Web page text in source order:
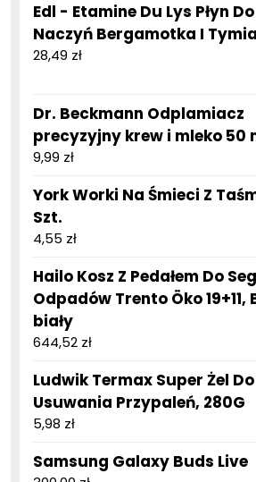
Edl - Etamine Du Lys Płyn
Naczyń Bergamotka I
28,49 zł
Dr. Beckmann Odplamiacz
precyzyjny krew i mleko 50
9,99 zł
York Worki Na Śmieci Z
Szt.
4,55 zł
Hailo Kosz Z Pedałem Do
Odpadów Trento Öko 19+11,
biały
644,52 zł
Ludwik Termax Super Żel Do
Usuwania Przypaleń, 280G
5,98 zł
Samsung Galaxy Buds Live